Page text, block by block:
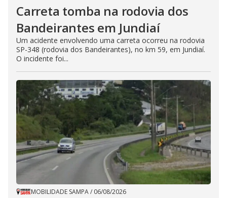
Carreta tomba na rodovia dos
Bandeirantes em Jundiaí
Um acidente envolvendo uma carreta ocorreu na rodovia
SP-348 (rodovia dos Bandeirantes), no km 59, em Jundiaí.
O incidente foi...
MOBILIDADE SAMPA/ 06/08/2026